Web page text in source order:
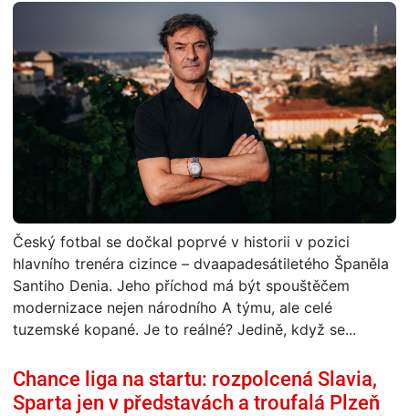
Český fotbal se dočkal poprvé v historii v pozici
hlavního trenéra cizince – dvaapadesátiletého Španěla
Santiho Denia. Jeho příchod má být spouštěčem
modernizace nejen národního A týmu, ale celé
tuzemské kopané. Je to reálné? Jedině, když se...
Chance liga na startu: rozpolcená Slavia,
Sparta jen v představách a troufalá Plzeň